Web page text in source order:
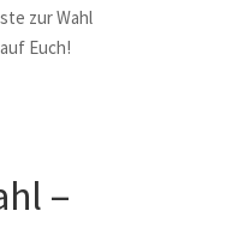
zur Wahl
Euch!
–